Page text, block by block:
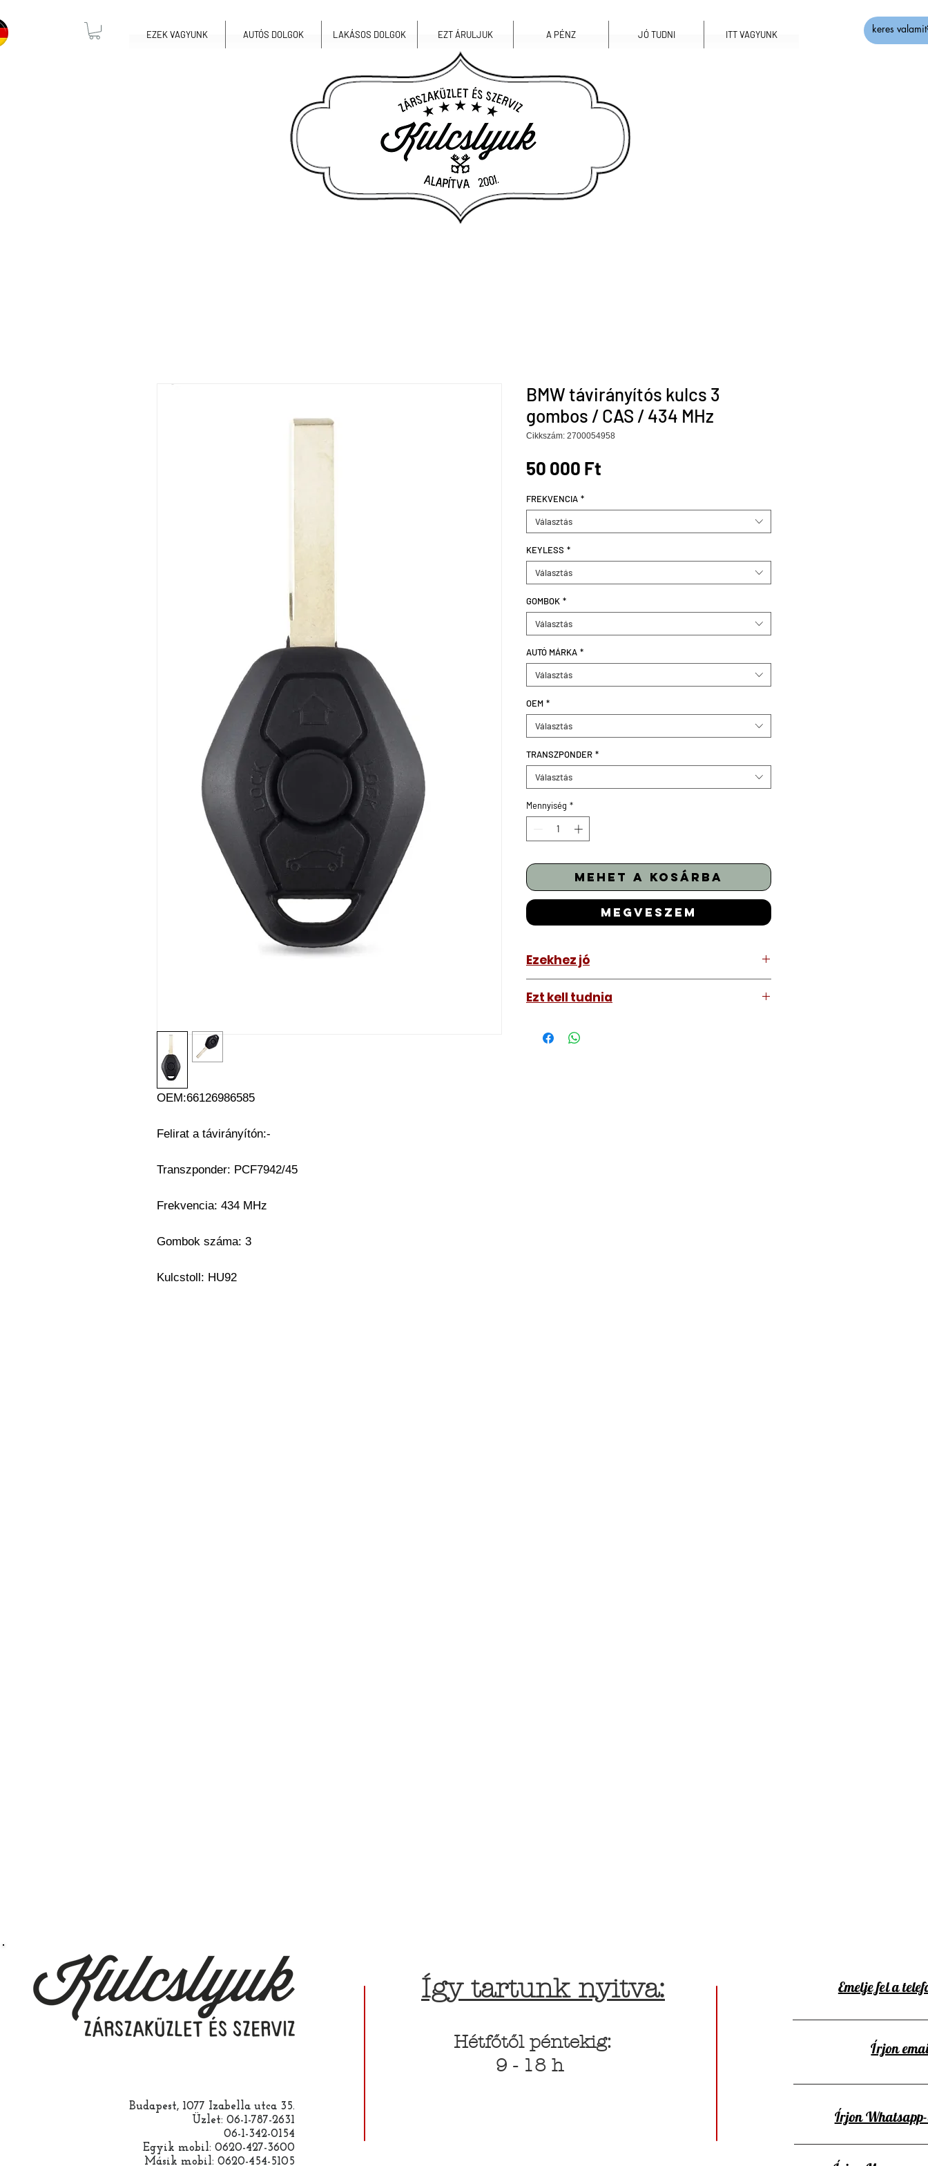
EZEK VAGYUNK AUTÓS DOLGOK LAKÁSOS DOLGOK EZT ÁRULJUK A PÉNZ JÓ TUDNI ITT VAGYUNK
OEM:66126986585
Felirat a távirányítón:-
Transzponder: PCF7942/45
Frekvencia: 434 MHz
Gombok száma: 3
Kulcstoll: HU92
BMW távirányítós kulcs 3
gombos / CAS / 434 MHz
Cikkszám: 2700054958
50 000 Ft
FREKVENCIA *
Választás
KEYLESS *
Választás
GOMBOK *
Választás
AUTÓ MÁRKA *
Választás
OEM *
Választás
TRANSZPONDER *
Választás
Mennyiség *
mehet a kosárba
megveszem
Ezekhez jó
BMW X3 E83 2003-2006
Ezt kell tudnia
távirányítós kulcsunk ára tartalmazza az
Budapest, 1077 Izabella utca 35.
Üzlet: 06-1-787-2631
06-1-342-0154
Egyik mobil: 0620-427-3600
Másik mobil: 0620-454-5105
Így tartunk nyitva:
Hétfőtől péntekig:
9 - 18 h
Emelje fel a
Írjon
Írjon